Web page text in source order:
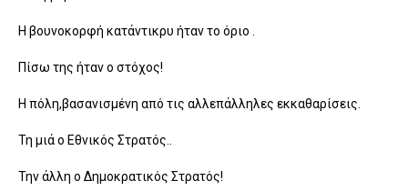
Η βουνοκορφή κατάντικρυ ήταν το όριο .
Πίσω της ήταν ο στόχος!
Η πόλη,βασανισμένη από τις αλλεπάλληλες εκκαθαρίσεις.
Τη μιά ο Εθνικός Στρατός..
Την άλλη ο Δημοκρατικός Στρατός!